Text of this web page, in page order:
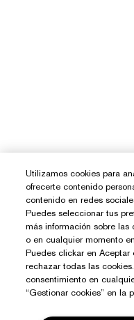
Utilizamos cookies para
ofrecerte contenido
contenido en redes
Puedes seleccionar tus
más información sobre
o en cualquier momento
Puedes clickar en
rechazar todas las
consentimiento en
“Gestionar cookies” en la